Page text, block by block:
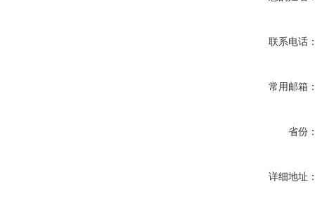
联系电话
常用邮箱
省份
详细地址